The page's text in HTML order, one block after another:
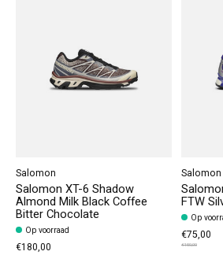
Salomon
Salomon XT-6 Shadow
Almond Milk Black Coffee
Bitter Chocolate
Op voorraad
€180,00
Salomon
FTW
Op
€75,00
€150,00